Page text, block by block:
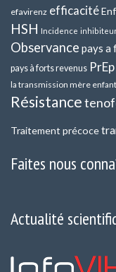
efavirenz efficacité
HSH Incidence
Observance pays a
pays à forts revenus PrEp
la transmission mère enfant
Résistance
Traitement précoce
Faites nous
Actualité